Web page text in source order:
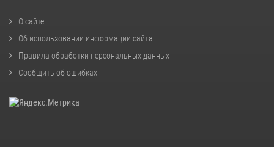
О сайте
Об использовании информации сайта
Правила обработки персональных данных
Сообщить об ошибках